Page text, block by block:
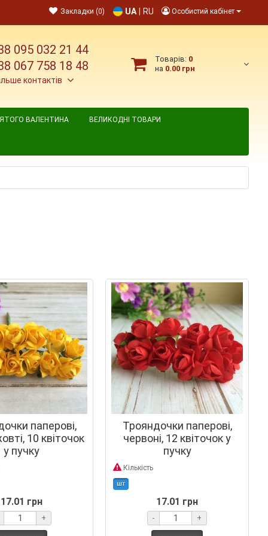
Особистий кабінет
UA RU
Закладки (0)
095 032 21 44
067 758 18 48
контактів
Товарів: 0
на 0.00 грн
ВАЛЕНТИНА ВЕЛИКОДНІ ТОВАРИ
паперові,
10 квіточок
у пучку
17.01 грн
+
Трояндочки паперові,
червоні, 12 квіточок у
пучку
Кількість
шт
17.01 грн
- +